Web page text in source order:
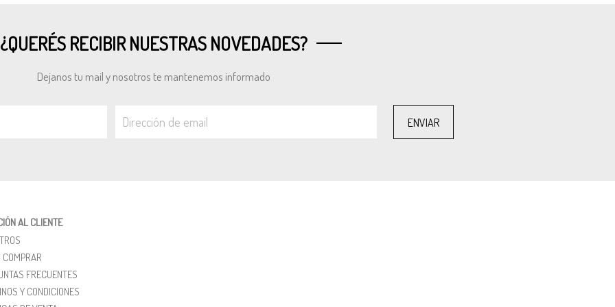
¿QUERÉS RECIBIR NUESTRAS NOVEDADES?
Dejanos tu mail y nosotros te mantenemos informado
AL CLIENTE
COMPRAR
FRECUENTES
Y CONDICIONES